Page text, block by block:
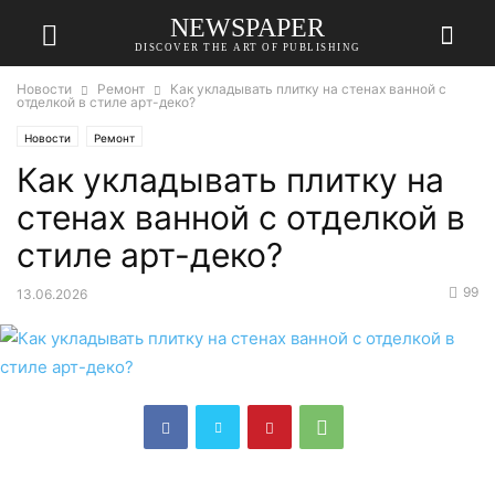
NEWSPAPER
DISCOVER THE ART OF PUBLISHING
Новости Ремонт
Как укладывать плитку на стенах ванной с
отделкой в стиле арт-деко?
Новости Ремонт
Как укладывать плитку на
стенах ванной с отделкой в
стиле арт-деко?
13.06.2026 99